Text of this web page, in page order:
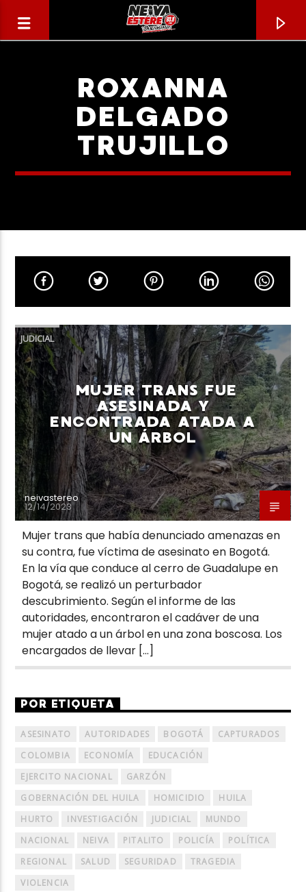
CANCIÓN ACTUAL
TÍTULO
Neiva Estereo
ROXANNA
DELGADO
TRUJILLO
JUDICIAL
MUJER TRANS FUE
ASESINADA Y
ENCONTRADA ATADA A
UN ÁRBOL
neivastereo
12/14/2023
Mujer trans que había denunciado amenazas en
su contra, fue víctima de asesinato en Bogotá.
En la vía que conduce al cerro de Guadalupe en
Bogotá, se realizó un perturbador
descubrimiento. Según el informe de las
autoridades, encontraron el cadáver de una
mujer atado a un árbol en una zona boscosa. Los
encargados de llevar […]
POR ETIQUETA
ASESINATO AUTORIDADES BOGOTÁ
CAPTURADOS
COLOMBIA
ECONOMÍA
EDUCACIÓN
EJERCITO NACIONAL
GARZÓN
GOBERNACIÓN DEL HUILA
HOMICIDIO
HUILA
HURTO
INVESTIGACIÓN JUDICIAL
MUNDO
NACIONAL
NEIVA PITALITO POLICÍA
POLÍTICA
REGIONAL
SALUD SEGURIDAD
TRAGEDIA
VIOLENCIA